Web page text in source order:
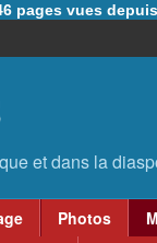
pages vues
Photos